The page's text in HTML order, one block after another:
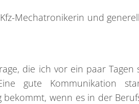
Mechatronikerin und
die ich vor ein paar
Eine gute Kommunikation
wenn es in der